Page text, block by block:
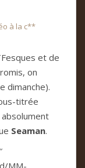
à la c**
et de
on
dimanche).
titrée
Seaman.